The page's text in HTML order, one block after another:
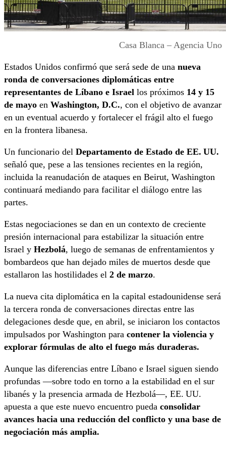
Casa Blanca – Agencia Uno
Estados Unidos confirmó que será sede de una nueva
ronda de conversaciones diplomáticas entre
representantes de Líbano e Israel los próximos 14 y 15
de mayo en Washington, D.C., con el objetivo de avanzar
en un eventual acuerdo y fortalecer el frágil alto el fuego
en la frontera libanesa.
Un funcionario del Departamento de Estado de EE. UU.
señaló que, pese a las tensiones recientes en la región,
incluida la reanudación de ataques en Beirut, Washington
continuará mediando para facilitar el diálogo entre las
partes.
Estas negociaciones se dan en un contexto de creciente
presión internacional para estabilizar la situación entre
Israel y Hezbolá, luego de semanas de enfrentamientos y
bombardeos que han dejado miles de muertos desde que
estallaron las hostilidades el 2 de marzo.
La nueva cita diplomática en la capital estadounidense será
la tercera ronda de conversaciones directas entre las
delegaciones desde que, en abril, se iniciaron los contactos
impulsados por Washington para contener la violencia y
explorar fórmulas de alto el fuego más duraderas.
Aunque las diferencias entre Líbano e Israel siguen siendo
profundas —sobre todo en torno a la estabilidad en el sur
libanés y la presencia armada de Hezbolá—, EE. UU.
apuesta a que este nuevo encuentro pueda consolidar
avances hacia una reducción del conflicto y una base de
negociación más amplia.